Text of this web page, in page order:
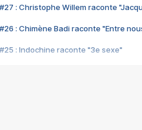
#27 : Christophe Willem raconte
#26 : Chimène Badi raconte "Entre
#25 : Indochine raconte "3e sexe"